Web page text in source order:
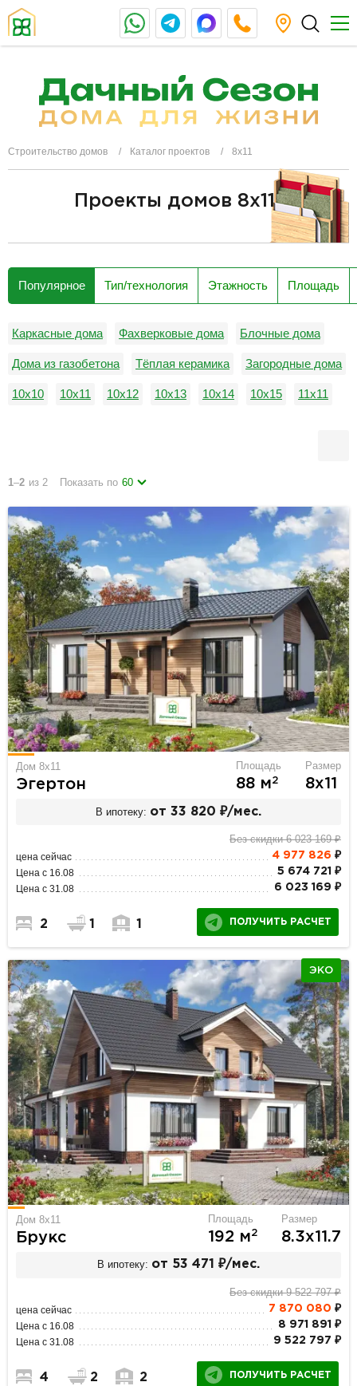
Строительство домов Каталог проектов 8х11
Проекты домов 8x11
Популярное Тип/технология Этажность Площадь
Каркасные дома Фахверковые дома Блочные дома
Дома из газобетона Тёплая керамика Загородные дома
10х10 10х11 10х12 10х13 10х14 10х15 11х11
1–2 из 2 Показать по 60
Дом 8х11
Эгертон
Площадь
88 м2
Размер
8х11
В ипотеку: от 33 820 ₽/мес.
Без скидки 6 023 169 ₽
цена сейчас 4 977 826 ₽
Цена с 16.08 5 674 721 ₽
Цена с 31.08 6 023 169 ₽
2 1 1 ПОЛУЧИТЬ РАСЧЕТ
ЭКО
Дом 8х11
Брукс
Площадь
192 м2
Размер
8.3х11.7
В ипотеку: от 53 471 ₽/мес.
Без скидки 9 522 797 ₽
цена сейчас 7 870 080 ₽
Цена с 16.08 8 971 891 ₽
Цена с 31.08 9 522 797 ₽
4 2 2 ПОЛУЧИТЬ РАСЧЕТ